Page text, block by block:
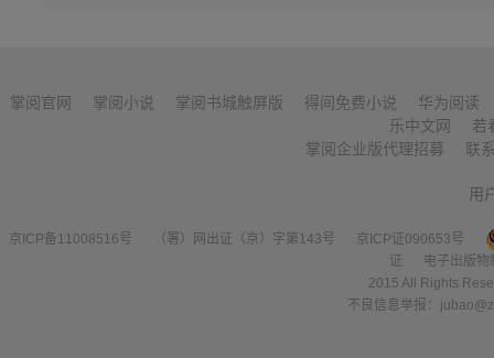
掌阅官网 掌阅小说 掌阅书城触屏版 得间免费小说
华为阅读
乐中文网
若
掌阅企业版代理招募
联
用
京ICP备11008516号 （署）网出证（京）字第143号
京ICP证090653号
证
电子出版
2015 All Rights
不良信息举报：